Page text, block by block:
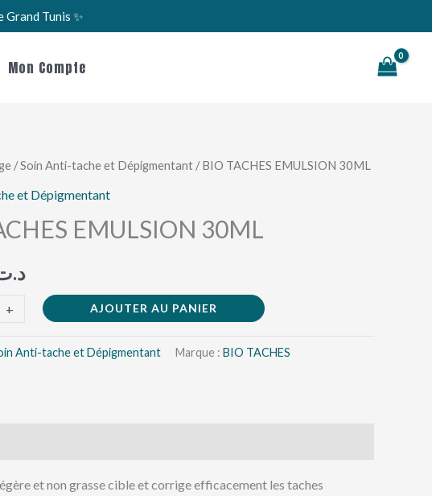
Tunis ✨
Mon Compte Rechercher
/Soin Anti-tache et Dépigmentant / BIO TACHES EMULSION 30ML
et Dépigmentant
EMULSION 30ML
+
AJOUTER AU PANIER
Anti-tache et Dépigmentant Marque : BIO TACHES
et non grasse cible et corrige efficacement les taches